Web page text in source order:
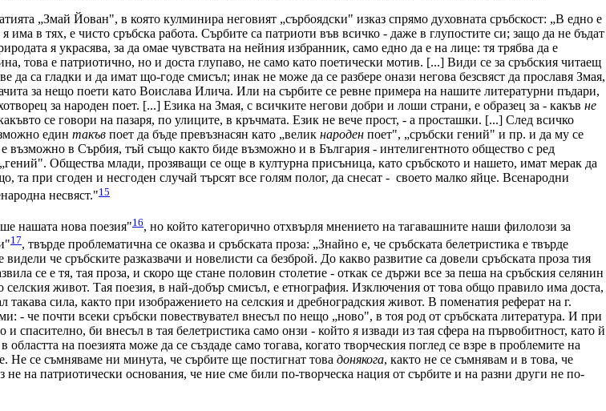
„Змай Йован", в която кулминира неговият „сърбоядски" изказ спрямо духовната сръбскост: „В едно е
я има в тях, е чисто сръбска работа. Сърбите са патриоти във всичко - даже в глупостите си; защо да не бъдат
я украсява, за да омае чувствата на нейния избранник, само едно да е на лице: тя трябва да е
това е патриотично, но и доста глупаво, не само като поетически мотив. [...] Види се за сръбския читаещ
да са гладки и да имат що-годе смисъл; инак не може да се разбере онази негова безсвяст да прославя Змая,
за нещо поети като Воислава Илича. Или на сърбите се ревне примера на нашите литературни пъдари,
за народен поет. [...] Езика на Змая, с всичките негови добри и лоши страни, е образец за - какъв не
се говори на пазаря, по улиците, в кръчмата. Език не вече прост, - а просташки. [...] След всичко
един такъв поет да бъде превъзнасян като „велик народен поет", „сръбски гений" и пр. и да му се
възможно в Сърбия, тъй също както биде възможно и в България - интелигентното общество с ред
Общества млади, прозяващи се още в културна присъница, като сръбското и нашето, имат мерак да
та при сгоден и несгоден случай търсят все голям полог, да снесат - своето малко яйце. Всенародни
несвяст."15
нашата нова поезия"16, но който категорично отхвърля мнението на тагавашните наши филолози за
17, твърде проблематична се оказва и сръбската проза: „Знайно е, че сръбската белетристика е твърде
видели че сръбските разказвачи и новелисти са безброй. До какво развитие са довели сръбската проза тия
се е тя, тая проза, и скоро ще стане половин столетие - откак се държи все за пеша на сръбския селянин
селския живот. Тая поезия, в най-добър смисъл, е етнография. Изключения от това общо правило има доста,
такава сила, както при изображението на селския и дребноградския живот. В поменатия реферат на г.
- че почти всеки сръбски повествувател внесъл по нещо „ново", в тоя род от сръбската литература. И при
спасително, би внесъл в тая белетристика само онзи - който я извади из тая сфера на първобитност, като й
на поезията може да се създаде само тогава, когато творческия поглед се взре в проблемите на
Не се съмняваме ни минута, че сърбите ще постигнат това донякога, както не се съмнявам и в това, че
не на патриотически основания, че ние сме били по-творческа нация от сърбите и на разни други не по-